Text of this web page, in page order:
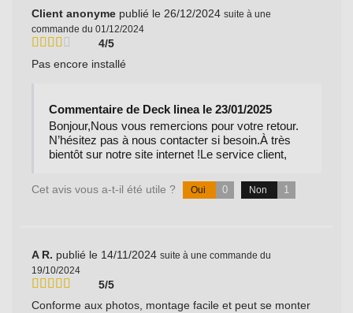
Client anonyme publié le 26/12/2024 suite à une
commande du 01/12/2024
4/5
Pas encore installé
Commentaire de Deck linea le 23/01/2025
Bonjour,Nous vous remercions pour votre retour.
N’hésitez pas à nous contacter si besoin.À très
bientôt sur notre site internet !Le service client,
Cet avis vous a-t-il été utile ? Oui 0 Non 1
A R. publié le 14/11/2024 suite à une commande du
19/10/2024
5/5
Conforme aux photos, montage facile et peut se monter